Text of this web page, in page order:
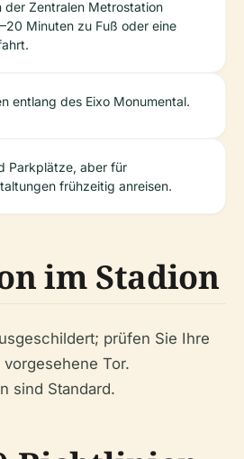
der Zentralen Metrostation
Minuten zu Fuß oder eine
entlang des Eixo Monumental.
Parkplätze, aber für
frühzeitig anreisen.
im Stadion
prüfen Sie Ihre
Tor.
sind Standard.